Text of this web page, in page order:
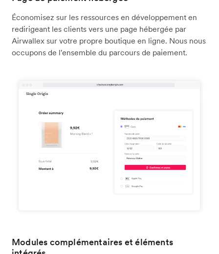
Économisez sur les ressources en développement en
redirigeant les clients vers une page hébergée par
Airwallex sur votre propre boutique en ligne. Nous nous
occupons de l'ensemble du parcours de paiement.
Modules complémentaires et éléments